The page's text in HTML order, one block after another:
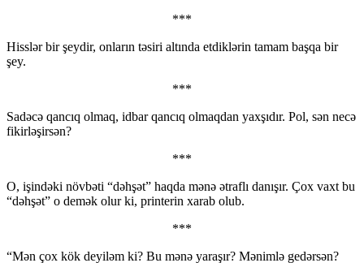
***
Hisslər bir şeydir, onların təsiri altında etdiklərin tamam başqa bir
şey.
***
Sadəcə qancıq olmaq, idbar qancıq olmaqdan yaxşıdır. Pol, sən necə
fikirləşirsən?
***
O, işindəki növbəti “dəhşət” haqda mənə ətraflı danışır. Çox vaxt bu
“dəhşət” o demək olur ki, printerin xarab olub.
***
“Mən çox kök deyiləm ki? Bu mənə yaraşır? Mənimlə gedərsən?